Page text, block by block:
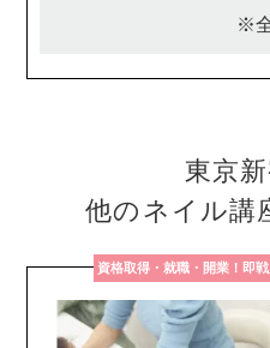
※
東京
他のネイル講
資格取得・就職・開業！即